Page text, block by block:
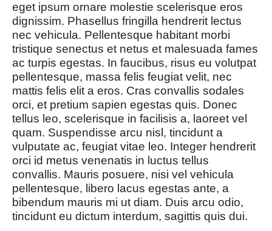
eget ipsum ornare molestie scelerisque eros
dignissim. Phasellus fringilla hendrerit lectus
nec vehicula. Pellentesque habitant morbi
tristique senectus et netus et malesuada fames
ac turpis egestas. In faucibus, risus eu volutpat
pellentesque, massa felis feugiat velit, nec
mattis felis elit a eros. Cras convallis sodales
orci, et pretium sapien egestas quis. Donec
tellus leo, scelerisque in facilisis a, laoreet vel
quam. Suspendisse arcu nisl, tincidunt a
vulputate ac, feugiat vitae leo. Integer hendrerit
orci id metus venenatis in luctus tellus
convallis. Mauris posuere, nisi vel vehicula
pellentesque, libero lacus egestas ante, a
bibendum mauris mi ut diam. Duis arcu odio,
tincidunt eu dictum interdum, sagittis quis dui.